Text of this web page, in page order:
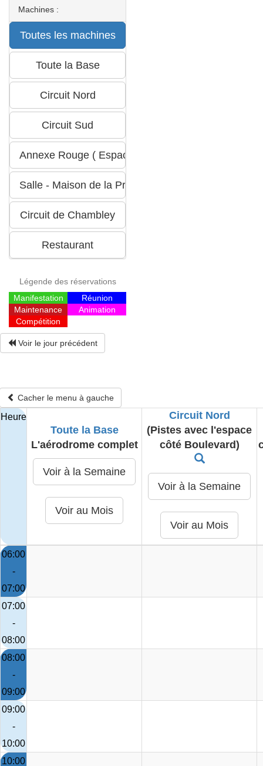
Machines :
Légende des réservations
Manifestation
Réunion
Maintenance
Animation
Compétition
Heure
Toute la Base
L'aérodrome complet
Circuit Nord
(Pistes avec l'espace
côté Boulevard)
Voir le jour précédent
Cacher le menu à gauche
06:00
-
07:00
07:00
-
08:00
08:00
-
09:00
09:00
-
10:00
10:00